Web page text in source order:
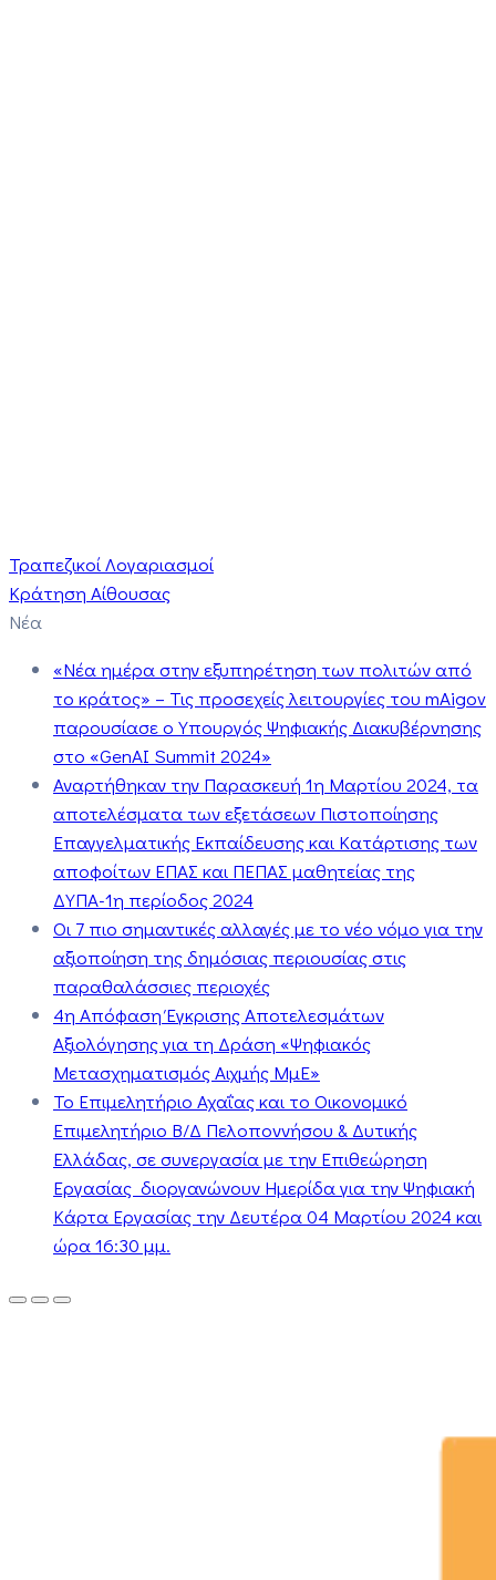
Τραπεζικοί Λογαριασμοί
Κράτηση Αίθουσας
Νέα
«Νέα ημέρα στην εξυπηρέτηση των πολιτών από
το κράτος» – Τις προσεχείς λειτουργίες του mAigov
παρουσίασε ο Υπουργός Ψηφιακής Διακυβέρνησης
στο «GenAI Summit 2024»
Αναρτήθηκαν την Παρασκευή 1η Μαρτίου 2024, τα
αποτελέσματα των εξετάσεων Πιστοποίησης
Επαγγελματικής Εκπαίδευσης και Κατάρτισης των
αποφοίτων ΕΠΑΣ και ΠΕΠΑΣ μαθητείας της
ΔΥΠΑ-1η περίοδος 2024
Οι 7 πιο σημαντικές αλλαγές με το νέο νόμο για την
αξιοποίηση της δημόσιας περιουσίας στις
παραθαλάσσιες περιοχές
4η Απόφαση Έγκρισης Αποτελεσμάτων
Αξιολόγησης για τη Δράση «Ψηφιακός
Μετασχηματισμός Αιχμής ΜμΕ»
Το Επιμελητήριο Αχαΐας και το Οικονομικό
Επιμελητήριο Β/Δ Πελοποννήσου & Δυτικής
Ελλάδας, σε συνεργασία με την Επιθεώρηση
Εργασίας διοργανώνουν Ημερίδα για την Ψηφιακή
Κάρτα Εργασίας την Δευτέρα 04 Μαρτίου 2024 και
ώρα 16:30 μμ.